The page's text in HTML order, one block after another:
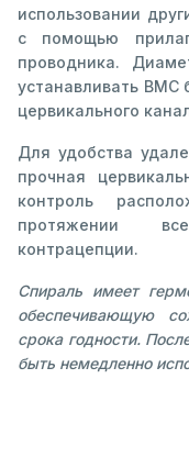
использовании
с помощью
проводника.
устанавливать ВМС
цервикального
Для удобства
прочная
контроль
протяжении
контрацепции.
Спираль имеет
обеспечивающую
срока годности.
быть немедленно